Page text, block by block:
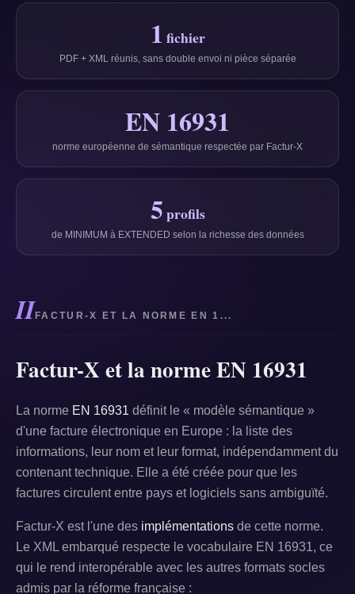
1 fichier
PDF + XML réunis, sans double envoi ni pièce séparée
EN 16931
norme européenne de sémantique respectée par Factur-X
5profils
de MINIMUM à EXTENDED selon la richesse des données
IIFACTUR-X ET LA NORME EN 1...
Factur-X et la norme EN 16931
La norme EN 16931 définit le « modèle sémantique »
d'une facture électronique en Europe : la liste des
informations, leur nom et leur format, indépendamment du
contenant technique. Elle a été créée pour que les
factures circulent entre pays et logiciels sans ambiguïté.
Factur-X est l'une des implémentations de cette norme.
Le XML embarqué respecte le vocabulaire EN 16931, ce
qui le rend interopérable avec les autres formats socles
admis par la réforme française :